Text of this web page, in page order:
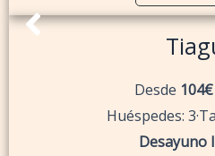
Desde 104€
Huéspedes:
Desayuno